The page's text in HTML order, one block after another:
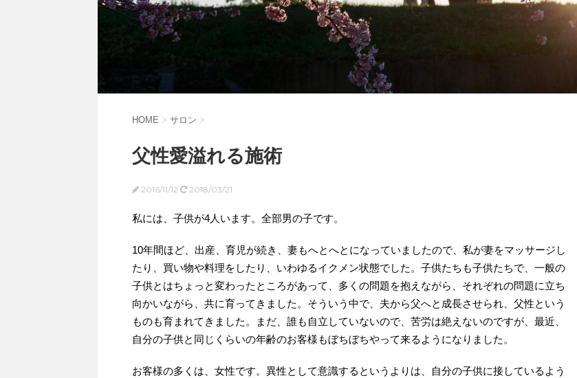
HOME > サロン >
父性愛溢れる施術
2016/11/12 2018/03/21
私には、子供が4人います。全部男の子です。
10年間ほど、出産、育児が続き、妻もへとへとになっていましたので、私が妻をマッサージし
たり、買い物や料理をしたり、いわゆるイクメン状態でした。子供たちも子供たちで、一般の
子供とはちょっと変わったところがあって、多くの問題を抱えながら、それぞれの問題に立ち
向かいながら、共に育ってきました。そういう中で、夫から父へと成長させられ、父性という
ものも育まれてきました。まだ、誰も自立していないので、苦労は絶えないのですが、最近、
自分の子供と同じくらいの年齢のお客様もぼちぼちやって来るようになりました。
お客様の多くは、女性です。異性として意識するというよりは、自分の子供に接しているよう